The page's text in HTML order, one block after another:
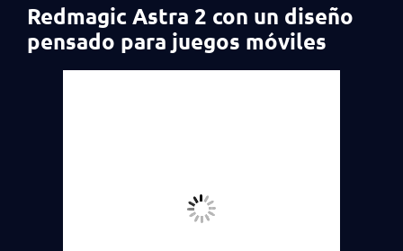
Redmagic Astra 2 con un diseño
pensado para juegos móviles